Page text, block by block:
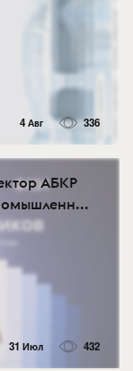
4 Авг 336
АБКР
31 Июл 432